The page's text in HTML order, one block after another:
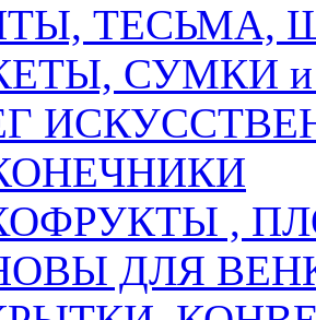
ТЕСЬМА,
СУМКИ
,
ДЛЯ